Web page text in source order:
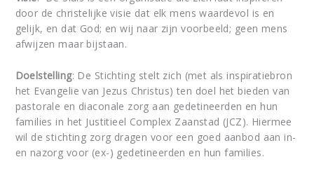
door de christelijke visie dat elk mens waardevol is en
gelijk, en dat God; en wij naar zijn voorbeeld; geen mens
afwijzen maar bijstaan.
Doelstelling: De Stichting stelt zich (met als inspiratiebron
het Evangelie van Jezus Christus) ten doel het bieden van
pastorale en diaconale zorg aan gedetineerden en hun
families in het Justitieel Complex Zaanstad (JCZ). Hiermee
wil de stichting zorg dragen voor een goed aanbod aan in-
en nazorg voor (ex-) gedetineerden en hun families.